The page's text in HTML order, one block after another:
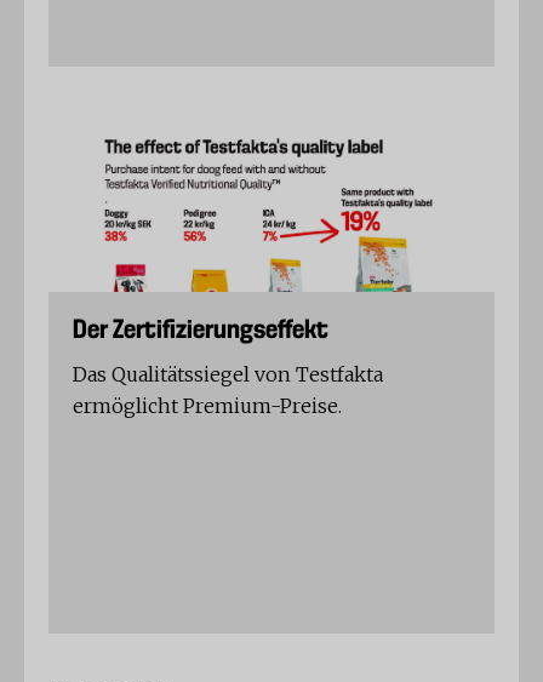
Der Zertifizierungseffekt
Das Qualitätssiegel von Testfakta
ermöglicht Premium-Preise.